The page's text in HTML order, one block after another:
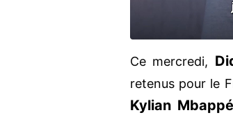
Ce mercredi,
retenus pour le
Kylian Mbappé